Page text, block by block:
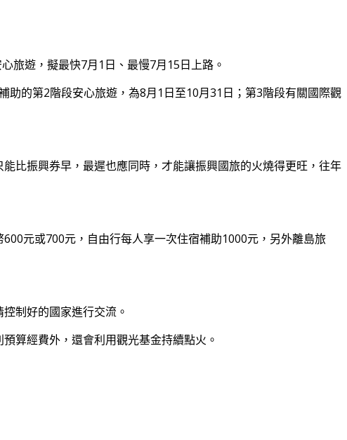
旅遊，擬最快7月1日、最慢7月15日上路。
的第2階段安心旅遊，為8月1日至10月31日；第3階段有關國際觀
比振興券早，最遲也應同時，才能讓振興國旅的火燒得更旺，往年
元或700元，自由行每人享一次住宿補助1000元，另外離島旅
制好的國家進行交流。
算經費外，還會利用觀光基金持續點火。